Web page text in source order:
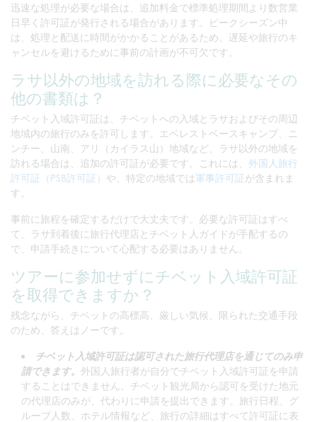
迅速な処理が必要な場合は、追加料金で標準処理期間より数営業
日早く許可証が発行される場合があります。ピークシーズン中
は、処理と配送に時間がかかることがあるため、遅延や旅行のキ
ャンセルを避けるために事前の計画が不可欠です。
ラサ以外の地域を訪れる際に必要なその
他の書類は？
チベット入域許可証は、チベットへの入域とラサおよびその周辺
地域内の旅行のみを許可します。エベレストベースキャンプ、ニ
ンチー、山南、アリ（カイラス山）地域など、ラサ以外の地域を
訪れる場合は、追加の許可証が必要です。これには、 外国人旅行
許可証（PSB許可証） や、特定の地域では軍事許可証が含まれま
す。
事前に旅程を確定するだけで大丈夫です。必要な許可証はすべ
て、ラサ到着後に旅行代理店とチベット人ガイドが手配するの
で、申請手続きについて心配する必要はありません。
ツアーに参加せずにチベット入域許可証
を取得できますか？
残念ながら、チベットの高標高、厳しい気候、限られた交通手段
のため、答えはノーです。
チベット入域許可証は認可された旅行代理店を通じてのみ申
請できます。 外国人旅行者が自分でチベット入域許可証を申請
することはできません。チベット観光局から認可を受けた地元
の代理店のみが、代わりに申請を提出できます。旅行日程、グ
ループ人数、ホテル情報など、旅行の詳細はすべて許可証に表